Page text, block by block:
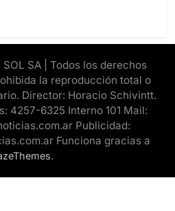
SA | Todos los derechos
la reproducción total o
Director: Horacio Schivintt.
4257-6325 Interno 101 Mail:
Publicidad:
Funciona gracias a
.